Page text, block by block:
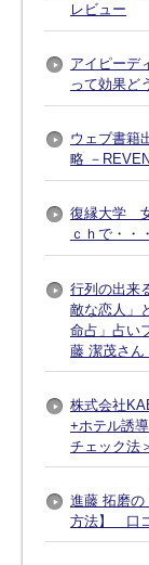
レビュー
アイピーデ
って効果ど
ウェブ書籍
略 －
復縁大学
ｃｈで・・・
行列の出来
敵な恋人」
命占」占い
藤 潔茂さ
株式会社
+ホテル誘
チェック法
進藤 拓磨の
方法】 口